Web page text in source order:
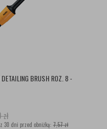
BRUSH ROZ. 8 -
zł
30 dni przed obniżką: 7,57 zł